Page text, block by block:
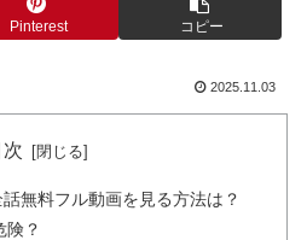
Pinterest コピー
2025.11.03
次
話無料フル動画を見る方法は？
険？